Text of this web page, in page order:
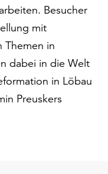
Besucher
mit
Themen in
dabei in die Welt
in Löbau
Preuskers